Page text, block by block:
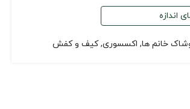
اندازه
خانم ها, اکسسوری, کیف و کفش